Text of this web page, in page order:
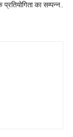
प्रतियोगिता का सम्पन्न..